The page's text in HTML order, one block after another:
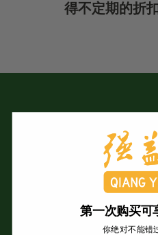
得不定期的折
第一次购买可
你绝对不能错